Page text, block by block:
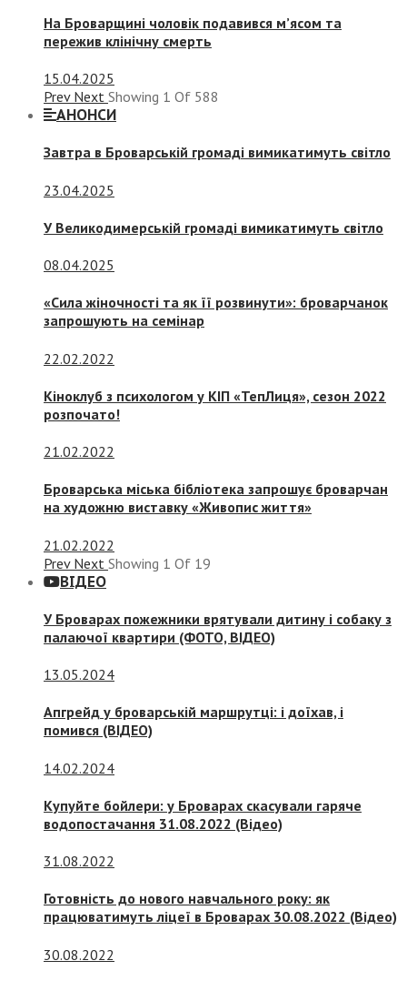
На Броварщині чоловік подавився м’ясом та
пережив клінічну смерть
15.04.2025
Prev Next Showing 1 Of 588
АНОНСИ
Завтра в Броварській громаді вимикатимуть світло
23.04.2025
У Великодимерській громаді вимикатимуть світло
08.04.2025
«Сила жіночності та як її розвинути»: броварчанок
запрошують на семінар
22.02.2022
Кіноклуб з психологом у КІП «ТепЛиця», сезон 2022
розпочато!
21.02.2022
Броварська міська бібліотека запрошує броварчан
на художню виставку «Живопис життя»
21.02.2022
Prev Next Showing 1 Of 19
ВІДЕО
У Броварах пожежники врятували дитину і собаку з
палаючої квартири (ФОТО, ВІДЕО)
13.05.2024
Апгрейд у броварській маршрутці: і доїхав, і
помився (ВІДЕО)
14.02.2024
Купуйте бойлери: у Броварах скасували гаряче
водопостачання 31.08.2022 (Відео)
31.08.2022
Готовність до нового навчального року: як
працюватимуть ліцеї в Броварах 30.08.2022 (Відео)
30.08.2022